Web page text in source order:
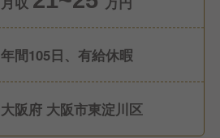
年間105日、有給休暇
大阪府 大阪市東淀川区